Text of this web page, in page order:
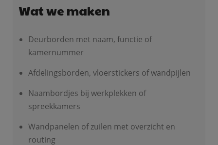
Wat we maken
Deurborden met naam, functie of
kamernummer
Afdelingsborden, vloerstickers of wandpijlen
Naambordjes bij werkplekken of
spreekkamers
Wandpanelen of zuilen met overzicht en
routing